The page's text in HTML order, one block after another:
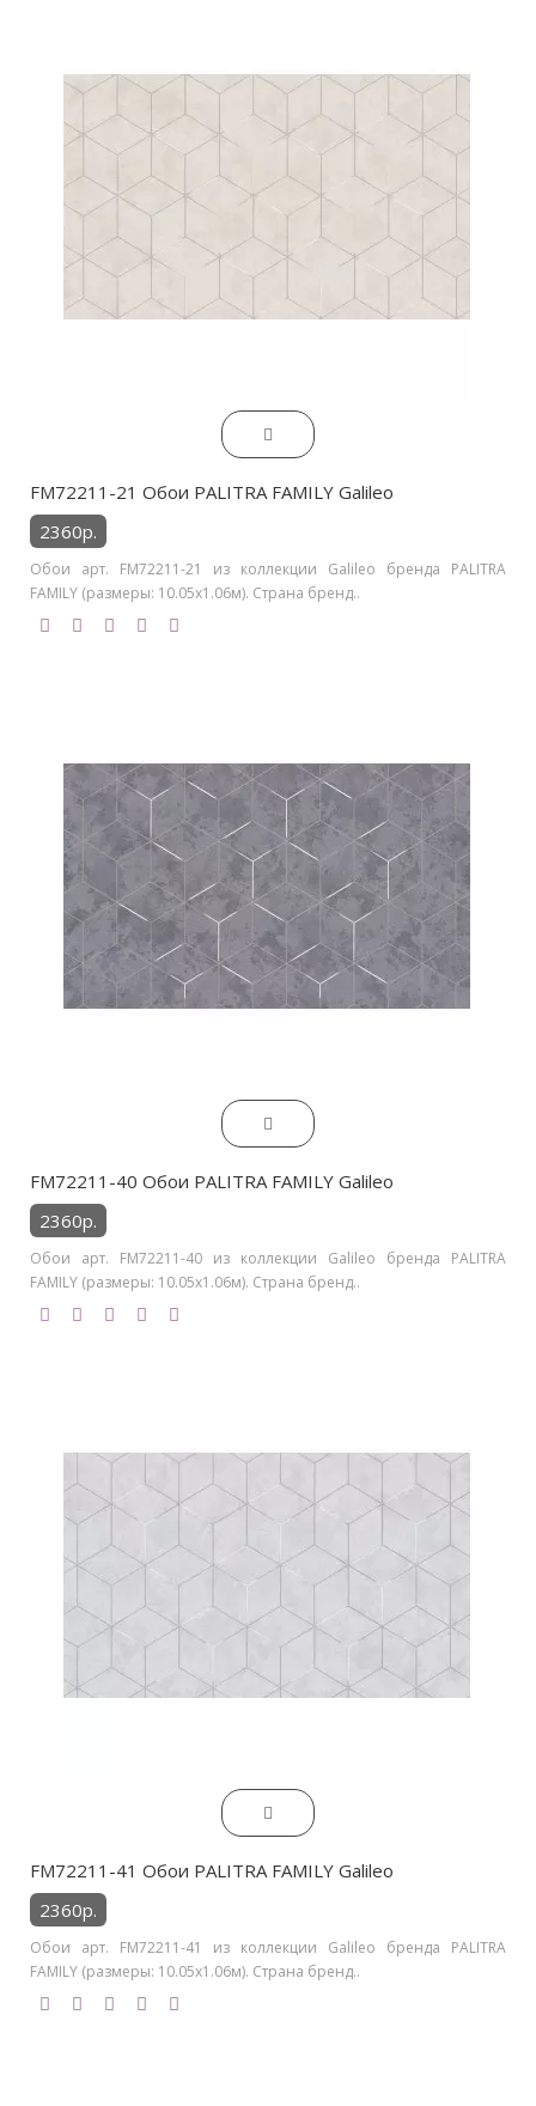
FM72211-21 Обои PALITRA FAMILY Galileo
2360р.
Обои арт. FM72211-21 из коллекции Galileo бренда PALITRA
FAMILY (размеры: 10.05х1.06м). Страна бренд..
FM72211-40 Обои PALITRA FAMILY Galileo
2360р.
Обои арт. FM72211-40 из коллекции Galileo бренда PALITRA
FAMILY (размеры: 10.05х1.06м). Страна бренд..
FM72211-41 Обои PALITRA FAMILY Galileo
2360р.
Обои арт. FM72211-41 из коллекции Galileo бренда PALITRA
FAMILY (размеры: 10.05х1.06м). Страна бренд..